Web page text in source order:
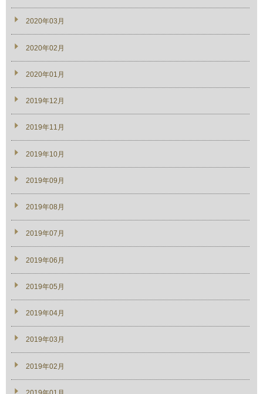
2020年03月
2020年02月
2020年01月
2019年12月
2019年11月
2019年10月
2019年09月
2019年08月
2019年07月
2019年06月
2019年05月
2019年04月
2019年03月
2019年02月